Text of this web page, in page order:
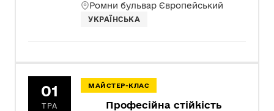
Ромни бульвар Європейський
УКРАЇНСЬКА
01
ТРА
МАЙСТЕР-КЛАС
Професійна стійкість